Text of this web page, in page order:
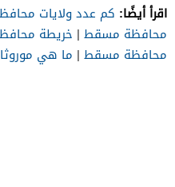
اقرأ أيضًا: كم عدد ولايات
محافظة مسقط | خريطة
محافظة مسقط | ما هي